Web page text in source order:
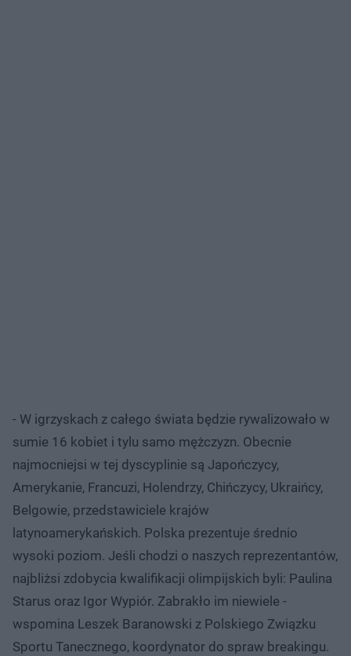
- W igrzyskach z całego świata będzie rywalizowało w
sumie 16 kobiet i tylu samo mężczyzn. Obecnie
najmocniejsi w tej dyscyplinie są Japończycy,
Amerykanie, Francuzi, Holendrzy, Chińczycy, Ukraińcy,
Belgowie, przedstawiciele krajów
latynoamerykańskich. Polska prezentuje średnio
wysoki poziom. Jeśli chodzi o naszych reprezentantów,
najbliżsi zdobycia kwalifikacji olimpijskich byli: Paulina
Starus oraz Igor Wypiór. Zabrakło im niewiele -
wspomina Leszek Baranowski z Polskiego Związku
Sportu Tanecznego, koordynator do spraw breakingu.